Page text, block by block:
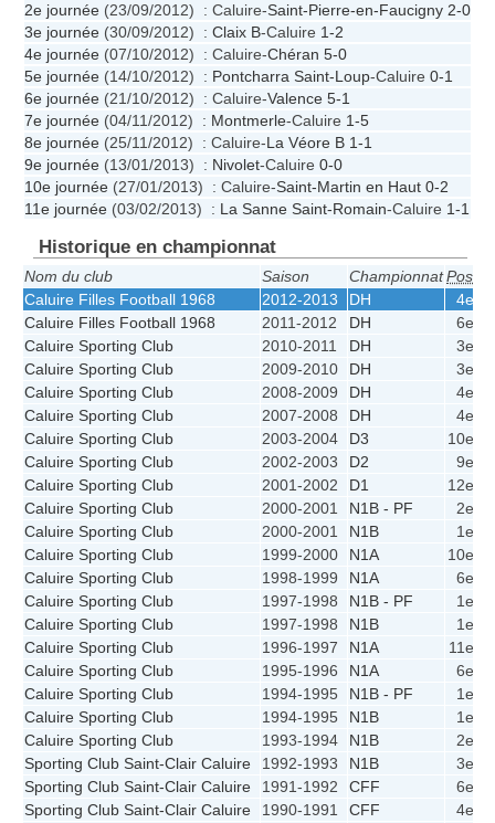
2e journée (23/09/2012) : Caluire-Saint-Pierre-en-Faucigny 2-0
3e journée (30/09/2012) : Claix B-Caluire 1-2
4e journée (07/10/2012) : Caluire-Chéran 5-0
5e journée (14/10/2012) : Pontcharra Saint-Loup-Caluire 0-1
6e journée (21/10/2012) : Caluire-Valence 5-1
7e journée (04/11/2012) : Montmerle-Caluire 1-5
8e journée (25/11/2012) : Caluire-La Véore B 1-1
9e journée (13/01/2013) : Nivolet-Caluire 0-0
10e journée (27/01/2013) : Caluire-Saint-Martin en Haut 0-2
11e journée (03/02/2013) : La Sanne Saint-Romain-Caluire 1-1
Historique en championnat
Nom du club Saison ChampionnatPos.
Caluire Filles Football 1968
2012-2013 DH 4e
Caluire Filles Football 1968
2011-2012 DH 6e
Caluire Sporting Club
2010-2011 DH 3e
Caluire Sporting Club
2009-2010 DH 3e
Caluire Sporting Club
2008-2009 DH 4e
Caluire Sporting Club
2007-2008 DH 4e
Caluire Sporting Club
2003-2004 D3 10e
Caluire Sporting Club
2002-2003 D2 9e
Caluire Sporting Club
2001-2002 D1 12e
Caluire Sporting Club
2000-2001 N1B - PF 2e
Caluire Sporting Club
2000-2001 N1B 1e
Caluire Sporting Club
1999-2000 N1A 10e
Caluire Sporting Club
1998-1999 N1A 6e
Caluire Sporting Club
1997-1998 N1B - PF 1e
Caluire Sporting Club
1997-1998 N1B 1e
Caluire Sporting Club
1996-1997 N1A 11e
Caluire Sporting Club
1995-1996 N1A 6e
Caluire Sporting Club
1994-1995 N1B - PF 1e
Caluire Sporting Club
1994-1995 N1B 1e
Caluire Sporting Club
1993-1994 N1B 2e
Sporting Club Saint-Clair Caluire
1992-1993 N1B 3e
Sporting Club Saint-Clair Caluire
1991-1992 CFF 6e
Sporting Club Saint-Clair Caluire
1990-1991 CFF 4e